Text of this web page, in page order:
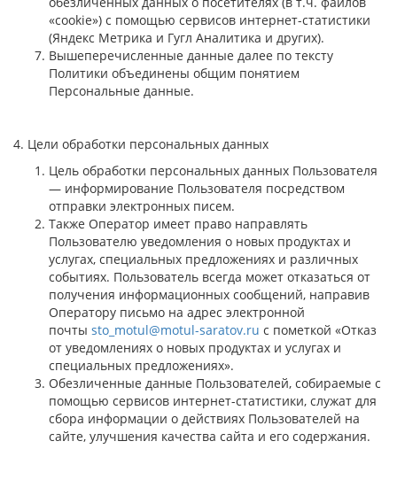
«cookie») с помощью сервисов интернет-статистики
(Яндекс Метрика и Гугл Аналитика и других).
Вышеперечисленные данные далее по тексту
Политики объединены общим понятием
Персональные данные.
4. Цели обработки персональных данных
Цель обработки персональных данных Пользователя
— информирование Пользователя посредством
отправки электронных писем.
Также Оператор имеет право направлять
Пользователю уведомления о новых продуктах и
услугах, специальных предложениях и различных
событиях. Пользователь всегда может отказаться от
получения информационных сообщений, направив
Оператору письмо на адрес электронной
почты sto_motul@motul-saratov.ru с пометкой «Отказ
от уведомлениях о новых продуктах и услугах и
специальных предложениях».
Обезличенные данные Пользователей, собираемые с
помощью сервисов интернет-статистики, служат для
сбора информации о действиях Пользователей на
сайте, улучшения качества сайта и его содержания.